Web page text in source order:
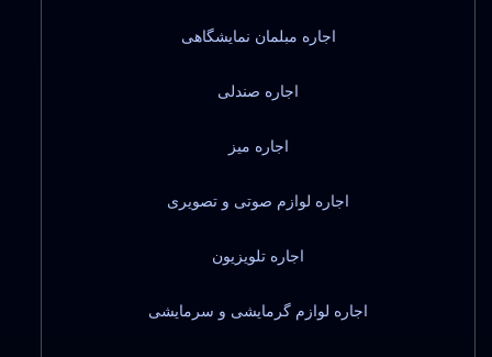
اجاره مبلمان نمایشگاهی
اجاره صندلی
اجاره میز
اجاره لوازم صوتی و تصویری
اجاره تلویزیون
اجاره لوازم گرمایشی و سرمایشی